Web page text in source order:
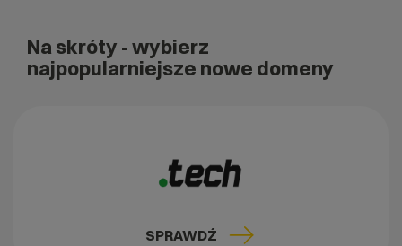
Na skróty - wybierz
najpopularniejsze nowe domeny
SPRAWDŹ